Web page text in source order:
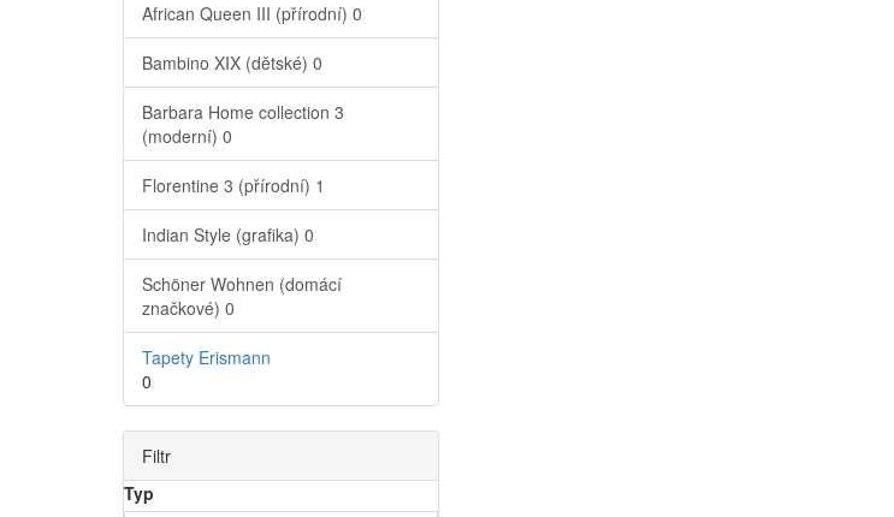
African Queen III (přírodní) 0
Bambino XIX (dětské) 0
Barbara Home collection 3
(moderní) 0
Florentine 3 (přírodní) 1
Indian Style (grafika) 0
Schöner Wohnen (domácí
značkové) 0
Tapety Erismann
0
Filtr
Typ